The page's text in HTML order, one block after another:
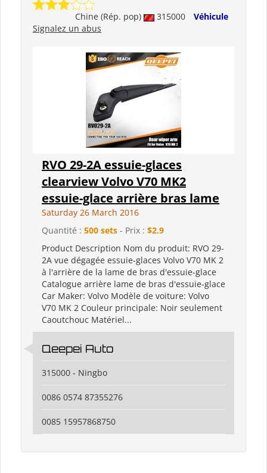
Chine (Rép. pop) 315000
Véhicule
Signalez un abus
RVO 29-2A essuie-glaces
clearview Volvo V70 MK2
essuie-glace arrière bras lame
Saturday 26 March 2016
Quantité : 500 sets - Prix : $2.9
Product Description Nom du produit: RVO 29-
2A vue dégagée essuie-glaces Volvo V70 MK 2
à l'arrière de la lame de bras d'essuie-glace
Catalogue arrière lame de bras d'essuie-glace
Car Maker: Volvo Modèle de voiture: Volvo
V70 MK 2 Couleur principale: Noir seulement
Caoutchouc Matériel...
Qeepei Auto
315000 - Ningbo
0086 0574 87355276
0085 15957868750